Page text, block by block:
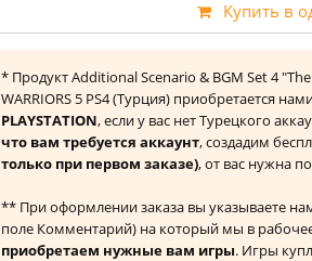
Купить в
* Продукт Additional Scenario & BGM Set 4
WARRIORS 5 PS4 (Турция) приобретается
PLAYSTATION, если у вас нет Турецкого
что вам требуется аккаунт, создадим
только при первом заказе), от вас нужна
** При оформлении заказа вы указываете
поле Комментарий) на который мы в
приобретаем нужные вам игры. Игры